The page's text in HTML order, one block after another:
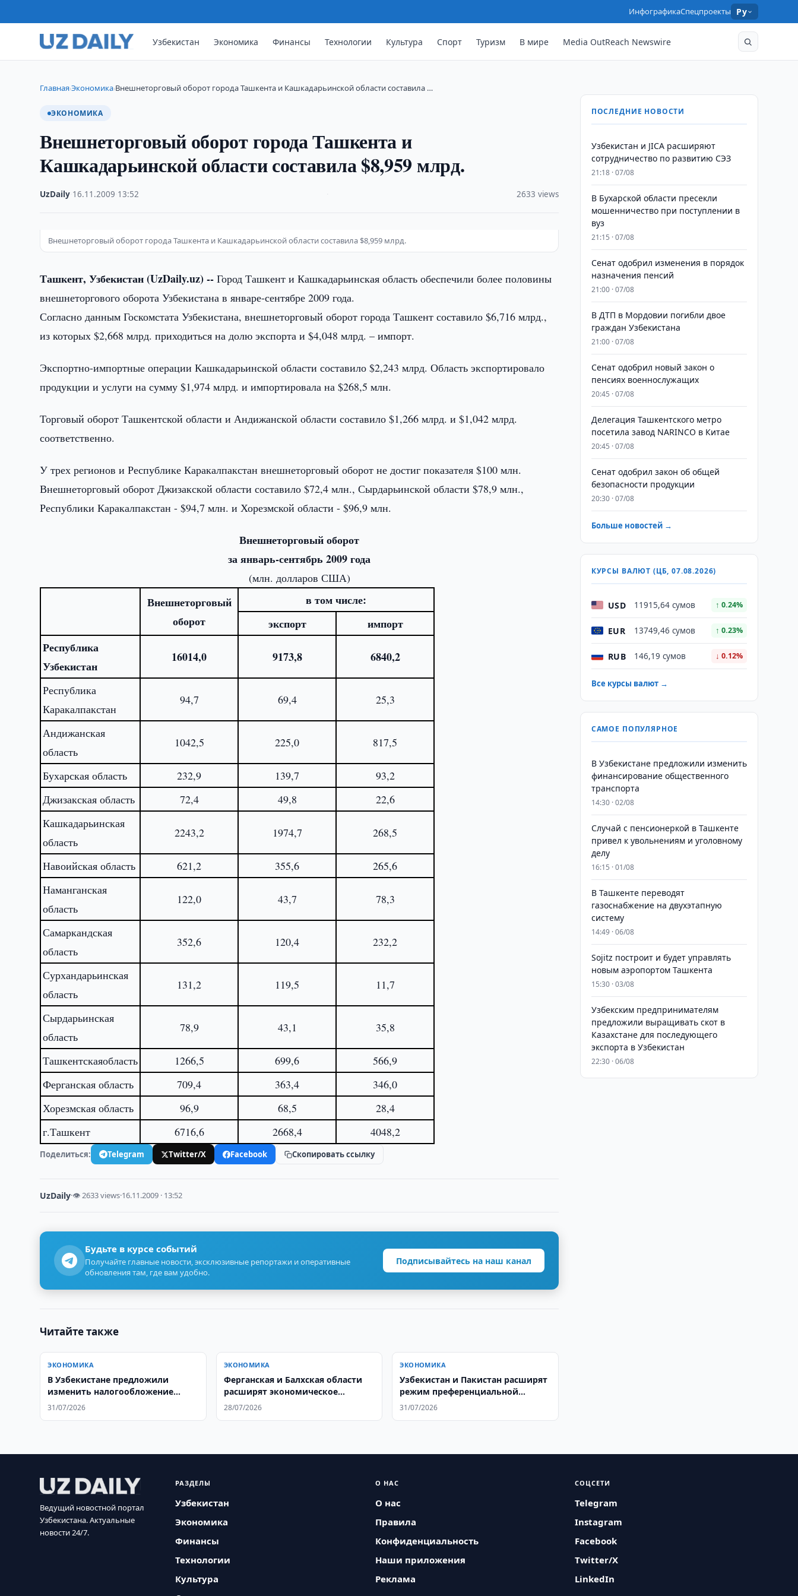
ИнфографикаСпецпроекты Ру
Узбекистан Экономика Финансы Технологии Культура Спорт Туризм В мире Media OutReach Newswire
Главная›Экономика›Внешнеторговый оборот города Ташкента и Кашкадарьинской области составила …
ЭКОНОМИКА
Внешнеторговый оборот города Ташкента и
Кашкадарьинской области составила $8,959 млрд.
UzDaily 16.11.2009 13:52 2633 views
Внешнеторговый оборот города Ташкента и Кашкадарьинской области составила $8,959 млрд.
Ташкент, Узбекистан (UzDaily.uz) -- Город Ташкент и Кашкадарьинская область обеспечили более половины
внешнеторгового оборота Узбекистана в январе-сентябре 2009 года.
Согласно данным Госкомстата Узбекистана, внешнеторговый оборот города Ташкент составило $6,716 млрд.,
из которых $2,668 млрд. приходиться на долю экспорта и $4,048 млрд. – импорт.
Экспортно-импортные операции Кашкадарьинской области составило $2,243 млрд. Область экспортировало
продукции и услуги на сумму $1,974 млрд. и импортировала на $268,5 млн.
Торговый оборот Ташкентской области и Андижанской области составило $1,266 млрд. и $1,042 млрд.
соответственно.
У трех регионов и Республике Каракалпакстан внешнеторговый оборот не достиг показателя $100 млн.
Внешнеторговый оборот Джизакской области составило $72,4 млн., Сырдарьинской области $78,9 млн.,
Республики Каракалпакстан - $94,7 млн. и Хорезмской области - $96,9 млн.
Внешнеторговый оборот
за январь-сентябрь 2009 года
(млн. долларов США)
Внешнеторговый
оборот
в том числе:
экспорт
импорт
Республика
Узбекистан
16014,0 9173,8 6840,2
Республика
Каракалпакстан
94,7 69,4 25,3
Андижанская
область
1042,5 225,0 817,5
Бухарская область 232,9 139,7
93,2
Джизакская область
72,4 49,8
22,6
Кашкадарьинская
область
2243,2 1974,7 268,5
Навоийская область 621,2 355,6
265,6
Наманганская
область
122,0 43,7 78,3
Самаркандская
область
352,6 120,4 232,2
Сурхандарьинская
область
131,2 119,5 11,7
Сырдарьинская
область
78,9 43,1 35,8
Ташкентскаяобласть 1266,5 699,6
566,9
Ферганская область
709,4 363,4
346,0
Хорезмская область
96,9 68,5
28,4
г.Ташкент
6716,6 2668,4 4048,2
Поделиться: Telegram Twitter/X Facebook Скопировать ссылку
UzDaily·👁 2633 views·16.11.2009 · 13:52
Будьте в курсе событий
Получайте главные новости, эксклюзивные репортажи и оперативные
обновления там, где вам удобно.
Подписывайтесь на наш канал
Читайте также
ЭКОНОМИКА
В Узбекистане предложили
изменить налогообложение
самозанятых
31/07/2026
ЭКОНОМИКА
Ферганская и Балхская области
расширят экономическое
сотрудничество
28/07/2026
ЭКОНОМИКА
Узбекистан и Пакистан расширят
режим преференциальной
торговли
31/07/2026
ПОСЛЕДНИЕ НОВОСТИ
Узбекистан и JICA расширяют
сотрудничество по развитию СЭЗ
21:18 · 07/08
В Бухарской области пресекли
мошенничество при поступлении в
вуз
21:15 · 07/08
Сенат одобрил изменения в порядок
назначения пенсий
21:00 · 07/08
В ДТП в Мордовии погибли двое
граждан Узбекистана
21:00 · 07/08
Сенат одобрил новый закон о
пенсиях военнослужащих
20:45 · 07/08
Делегация Ташкентского метро
посетила завод NARINCO в Китае
20:45 · 07/08
Сенат одобрил закон об общей
безопасности продукции
20:30 · 07/08
Больше новостей →
КУРСЫ ВАЛЮТ (ЦБ, 07.08.2026)
USD 11915,64 сумов ↑ 0.24%
EUR 13749,46 сумов ↑ 0.23%
RUB 146,19 сумов ↓ 0.12%
Все курсы валют →
САМОЕ ПОПУЛЯРНОЕ
В Узбекистане предложили изменить
финансирование общественного
транспорта
14:30 · 02/08
Случай с пенсионеркой в Ташкенте
привел к увольнениям и уголовному
делу
16:15 · 01/08
В Ташкенте переводят
газоснабжение на двухэтапную
систему
14:49 · 06/08
Sojitz построит и будет управлять
новым аэропортом Ташкента
15:30 · 03/08
Узбекским предпринимателям
предложили выращивать скот в
Казахстане для последующего
экспорта в Узбекистан
22:30 · 06/08
Ведущий новостной портал
Узбекистана. Актуальные
новости 24/7.
РАЗДЕЛЫ
Узбекистан
Экономика
Финансы
Технологии
Культура
О НАС
О нас
Правила
Конфиденциальность
Наши приложения
Реклама
СОЦСЕТИ
Telegram
Instagram
Facebook
Twitter/X
LinkedIn